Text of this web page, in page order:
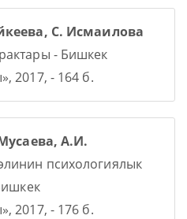
С. Исмаилова
- Бишкек
2017, - 164 б.
А.И.
психологиялык
2017, - 176 б.